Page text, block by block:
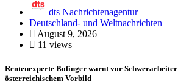
dts Nachrichtenagentur
Deutschland- und Weltnachrichten
August 9, 2026
11 views
Rentenexperte Bofinger warnt vor
österreichischem Vorbild